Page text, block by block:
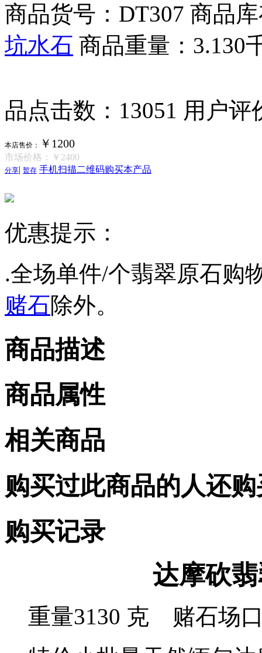
商品货号：DT307 商品
坑水石 商品重量：3.130
品点击数：13051 用户评
本店售价： ￥1200
市场价格： ￥2400
分享| 暂存 手机扫描二维码购买本产品
优惠提示：
.全场单件/个翡翠原石购
赌石除外。
商品描述
商品属性
相关商品
购买过此商品的人还
购买记录
达摩砍
重量3130 克 赌石场